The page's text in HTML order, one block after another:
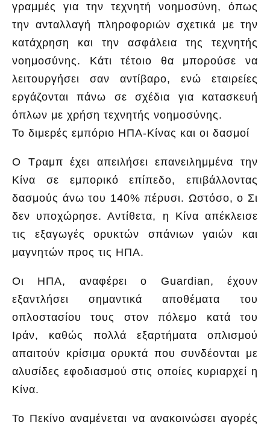
γραμμές για την τεχνητή νοημοσύνη, όπως
την ανταλλαγή πληροφοριών σχετικά με την
κατάχρηση και την ασφάλεια της τεχνητής
νοημοσύνης. Κάτι τέτοιο θα μπορούσε να
λειτουργήσει σαν αντίβαρο, ενώ εταιρείες
εργάζονται πάνω σε σχέδια για κατασκευή
όπλων με χρήση τεχνητής νοημοσύνης.
Το διμερές εμπόριο ΗΠΑ-Κίνας και οι δασμοί
Ο Τραμπ έχει απειλήσει επανειλημμένα την
Κίνα σε εμπορικό επίπεδο, επιβάλλοντας
δασμούς άνω του 140% πέρυσι. Ωστόσο, ο Σι
δεν υποχώρησε. Αντίθετα, η Κίνα απέκλεισε
τις εξαγωγές ορυκτών σπάνιων γαιών και
μαγνητών προς τις ΗΠΑ.
Οι ΗΠΑ, αναφέρει ο Guardian, έχουν
εξαντλήσει σημαντικά αποθέματα του
οπλοστασίου τους στον πόλεμο κατά του
Ιράν, καθώς πολλά εξαρτήματα οπλισμού
απαιτούν κρίσιμα ορυκτά που συνδέονται με
αλυσίδες εφοδιασμού στις οποίες κυριαρχεί η
Κίνα.
Το Πεκίνο αναμένεται να ανακοινώσει αγορές